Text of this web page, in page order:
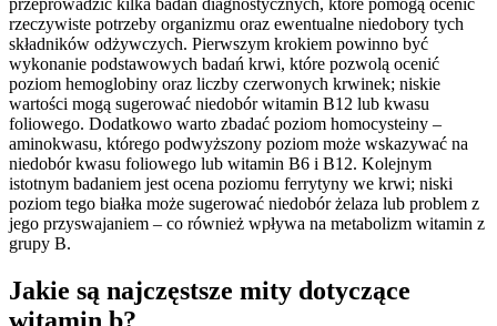
przeprowadzić kilka badań diagnostycznych, które pomogą ocenić
rzeczywiste potrzeby organizmu oraz ewentualne niedobory tych
składników odżywczych. Pierwszym krokiem powinno być
wykonanie podstawowych badań krwi, które pozwolą ocenić
poziom hemoglobiny oraz liczby czerwonych krwinek; niskie
wartości mogą sugerować niedobór witamin B12 lub kwasu
foliowego. Dodatkowo warto zbadać poziom homocysteiny –
aminokwasu, którego podwyższony poziom może wskazywać na
niedobór kwasu foliowego lub witamin B6 i B12. Kolejnym
istotnym badaniem jest ocena poziomu ferrytyny we krwi; niski
poziom tego białka może sugerować niedobór żelaza lub problem z
jego przyswajaniem – co również wpływa na metabolizm witamin z
grupy B.
Jakie są najczęstsze mity dotyczące